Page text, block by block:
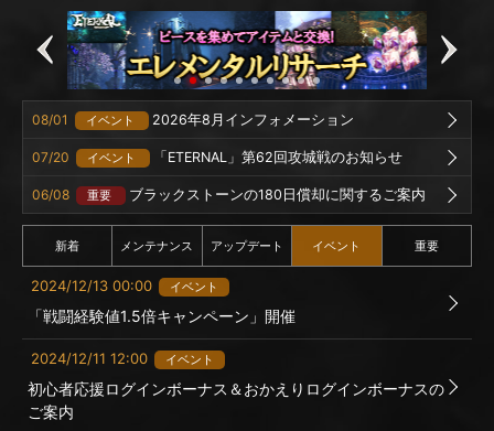
08/01 イベント 2026年8月インフォメーション
07/20 イベント 「ETERNAL」第62回攻城戦のお知らせ
06/08 重要 ブラックストーンの180日償却に関するご案内
新着 メンテナンス アップデート イベント 重要
2024/12/13 00:00 イベント
「戦闘経験値1.5倍キャンペーン」開催
2024/12/11 12:00 イベント
初心者応援ログインボーナス＆おかえりログインボーナスの
ご案内